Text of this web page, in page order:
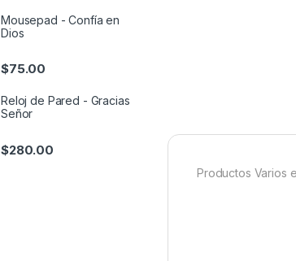
Productos Varios
Mousepad - Confía en
Dios
$75.00
Reloj de Pared - Gracias
Señor
$280.00